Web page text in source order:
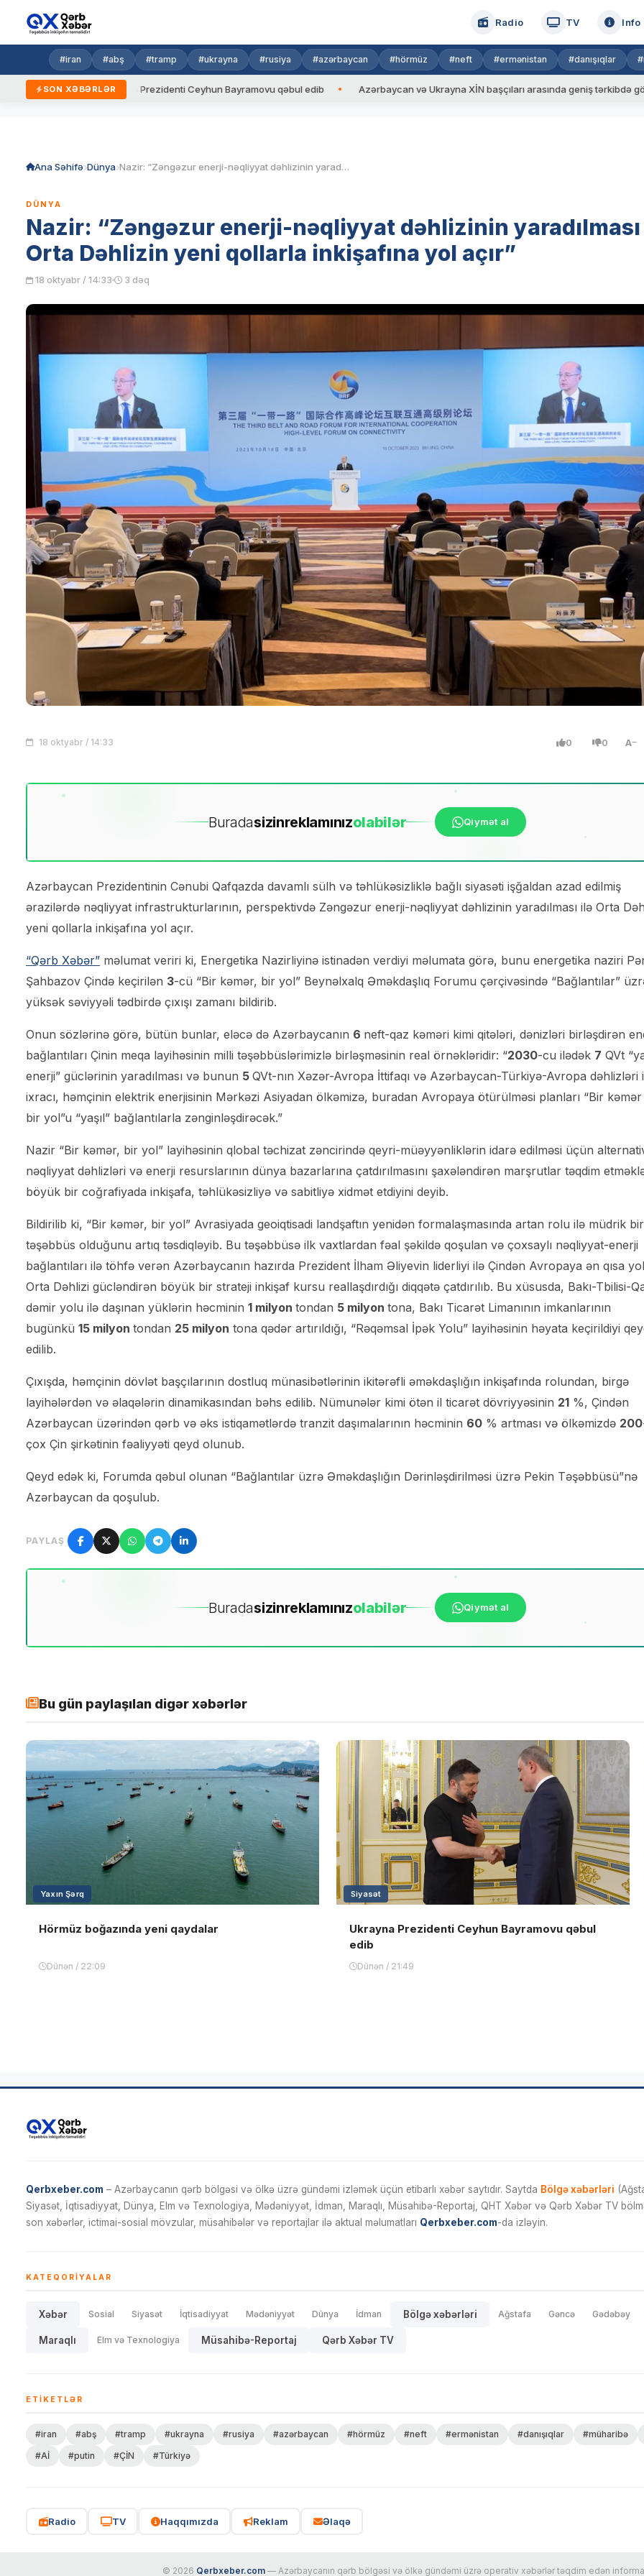
Radio TV Info
#iran #abş #tramp #ukrayna #rusiya #azərbaycan #hörmüz #neft #ermənistan #danışıqlar
SON XƏBƏRLƏR
Ukrayna Prezidenti Ceyhun Bayramovu qəbul edib Azərbaycan və Ukrayna XİN başçıları arasında geniş tərkibdə görüş keçirilib
Ana Səhifə Dünya Nazir: “Zəngəzur enerji-nəqliyyat dəhlizinin yaradılması Orta Dəhlizin yeni qollarla inkişafına yol açır”
DÜNYA
Nazir: “Zəngəzur enerji-nəqliyyat dəhlizinin yaradılması
Orta Dəhlizin yeni qollarla inkişafına yol açır”
18 oktyabr / 14:33 3 dəq
18 oktyabr / 14:33 0 0 A
Buradasizinreklamınızolabilər Qiymət al
Azərbaycan Prezidentinin Cənubi Qafqazda davamlı sülh və təhlükəsizliklə bağlı siyasəti işğaldan azad edilmiş
ərazilərdə nəqliyyat infrastrukturlarının, perspektivdə Zəngəzur enerji-nəqliyyat dəhlizinin yaradılması ilə Orta
yeni qollarla inkişafına yol açır.
“Qərb Xəbər” məlumat veriri ki, Energetika Nazirliyinə istinadən verdiyi məlumata görə, bunu energetika naziri
Şahbazov Çində keçirilən 3-cü “Bir kəmər, bir yol” Beynəlxalq Əməkdaşlıq Forumu çərçivəsində “Bağlantılar”
yüksək səviyyəli tədbirdə çıxışı zamanı bildirib.
Onun sözlərinə görə, bütün bunlar, eləcə də Azərbaycanın 6 neft-qaz kəməri kimi qitələri, dənizləri birləşdirən
bağlantıları Çinin meqa layihəsinin milli təşəbbüslərimizlə birləşməsinin real örnəkləridir: “2030-cu ilədək 7 QVt
enerji” güclərinin yaradılması və bunun 5 QVt-nın Xəzər-Avropa İttifaqı və Azərbaycan-Türkiyə-Avropa dəhlizləri
ixracı, həmçinin elektrik enerjisinin Mərkəzi Asiyadan ölkəmizə, buradan Avropaya ötürülməsi planları “Bir
bir yol”u “yaşıl” bağlantılarla zənginləşdirəcək.”
Nazir “Bir kəmər, bir yol” layihəsinin qlobal təchizat zəncirində qeyri-müəyyənliklərin idarə edilməsi üçün
nəqliyyat dəhlizləri və enerji resurslarının dünya bazarlarına çatdırılmasını şaxələndirən marşrutlar təqdim
böyük bir coğrafiyada inkişafa, təhlükəsizliyə və sabitliyə xidmət etdiyini deyib.
Bildirilib ki, “Bir kəmər, bir yol” Avrasiyada geoiqtisadi landşaftın yenidən formalaşmasında artan rolu ilə müdrik bir
təşəbbüs olduğunu artıq təsdiqləyib. Bu təşəbbüsə ilk vaxtlardan fəal şəkildə qoşulan və çoxsaylı nəqliyyat-enerji
bağlantıları ilə töhfə verən Azərbaycanın hazırda Prezident İlham Əliyevin liderliyi ilə Çindən Avropaya ən qısa
Orta Dəhlizi gücləndirən böyük bir strateji inkişaf kursu reallaşdırdığı diqqətə çatdırılıb. Bu xüsusda, Bakı-Tbilisi-
dəmir yolu ilə daşınan yüklərin həcminin 1 milyon tondan 5 milyon tona, Bakı Ticarət Limanının imkanlarının
bugünkü 15 milyon tondan 25 milyon tona qədər artırıldığı, “Rəqəmsal İpək Yolu” layihəsinin həyata keçirildiyi
edilib.
Çıxışda, həmçinin dövlət başçılarının dostluq münasibətlərinin ikitərəfli əməkdaşlığın inkişafında rolundan, birgə
layihələrdən və əlaqələrin dinamikasından bəhs edilib. Nümunələr kimi ötən il ticarət dövriyyəsinin 21 %, Çindən
Azərbaycan üzərindən qərb və əks istiqamətlərdə tranzit daşımalarının həcminin 60 % artması və ölkəmizdə 200
çox Çin şirkətinin fəaliyyəti qeyd olunub.
Qeyd edək ki, Forumda qəbul olunan “Bağlantılar üzrə Əməkdaşlığın Dərinləşdirilməsi üzrə Pekin Təşəbbüsü”nə
Azərbaycan da qoşulub.
PAYLAŞ
Buradasizinreklamınızolabilər Qiymət al
Bu gün paylaşılan digər xəbərlər
Yaxın Şərq
Hörmüz boğazında yeni qaydalar
Dünən / 22:09
Siyasət
Ukrayna Prezidenti Ceyhun Bayramovu qəbul
edib
Dünən / 21:49
Qerbxeber.com – Azərbaycanın qərb bölgəsi və ölkə üzrə gündəmi izləmək üçün etibarlı xəbər saytıdır. Saytda Bölgə xəbərləri
Siyasət, İqtisadiyyat, Dünya, Elm və Texnologiya, Mədəniyyət, İdman, Maraqlı, Müsahibə-Reportaj, QHT Xəbər və Qərb Xəbər TV
son xəbərlər, ictimai-sosial mövzular, müsahibələr və reportajlar ilə aktual məlumatları Qerbxeber.com-da izləyin.
KATEQORIYALAR
Xəbər Sosial Siyasət İqtisadiyyat Mədəniyyət Dünya İdman Bölgə xəbərləri Ağstafa Gəncə Gədəbəy
Maraqlı Elm və Texnologiya Müsahibə-Reportaj Qərb Xəbər TV
ETIKETLƏR
#iran #abş #tramp #ukrayna #rusiya #azərbaycan #hörmüz #neft #ermənistan #danışıqlar #müharibə
#Aİ
#putin #ÇİN #Türkiyə
Radio TV Haqqımızda Reklam Əlaqə
© 2026 Qerbxeber.com — Azərbaycanın qərb bölgəsi və ölkə gündəmi üzrə operativ xəbərlər təqdim edən